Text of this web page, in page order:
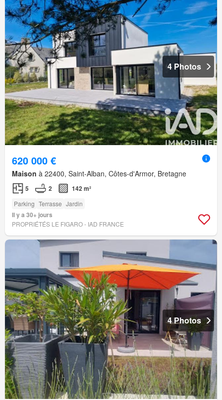
4 Photos
620 000 €
Maison à 22400, Saint-Alban, Côtes-d'Armor, Bretagne
5 2 142 m²
Parking Terrasse Jardin
Il y a 30+ jours
PROPRIÉTÉS LE FIGARO - IAD FRANCE
4 Photos